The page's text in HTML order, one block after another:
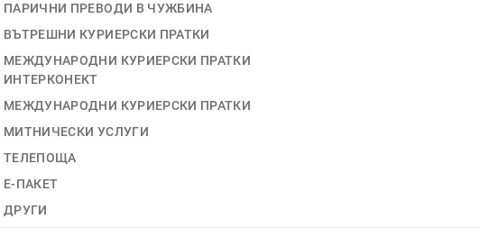
ПАРИЧНИ ПРЕВОДИ В ЧУЖБИНА
ВЪТРЕШНИ КУРИЕРСКИ ПРАТКИ
МЕЖДУНАРОДНИ КУРИЕРСКИ ПРАТКИ
ИНТЕРКОНЕКТ
МЕЖДУНАРОДНИ КУРИЕРСКИ ПРАТКИ
МИТНИЧЕСКИ УСЛУГИ
ТЕЛЕПОЩА
Е-ПАКЕТ
ДРУГИ